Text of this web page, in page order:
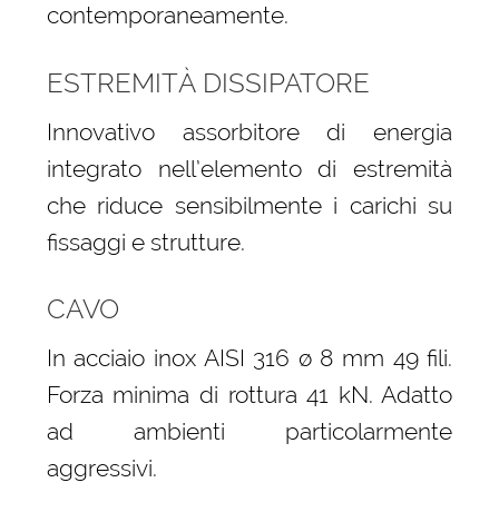
contemporaneamente.
ESTREMITÀ DISSIPATORE
Innovativo assorbitore di energia
integrato nell’elemento di estremità
che riduce sensibilmente i carichi su
fissaggi e strutture.
CAVO
In acciaio inox AISI 316 ø 8 mm 49 fili.
Forza minima di rottura 41 kN. Adatto
ad ambienti particolarmente
aggressivi.